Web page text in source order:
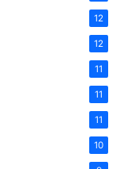
12
12
11
11
11
10